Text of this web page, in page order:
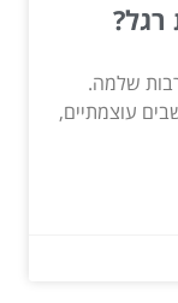
רגל?
שלמה.
עוצמתיים,